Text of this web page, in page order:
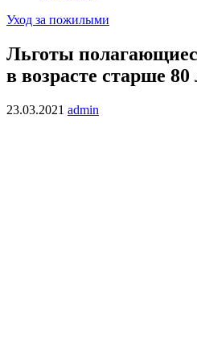
Уход за пожилыми
Льготы
в возрасте старше 80
23.03.2021 admin